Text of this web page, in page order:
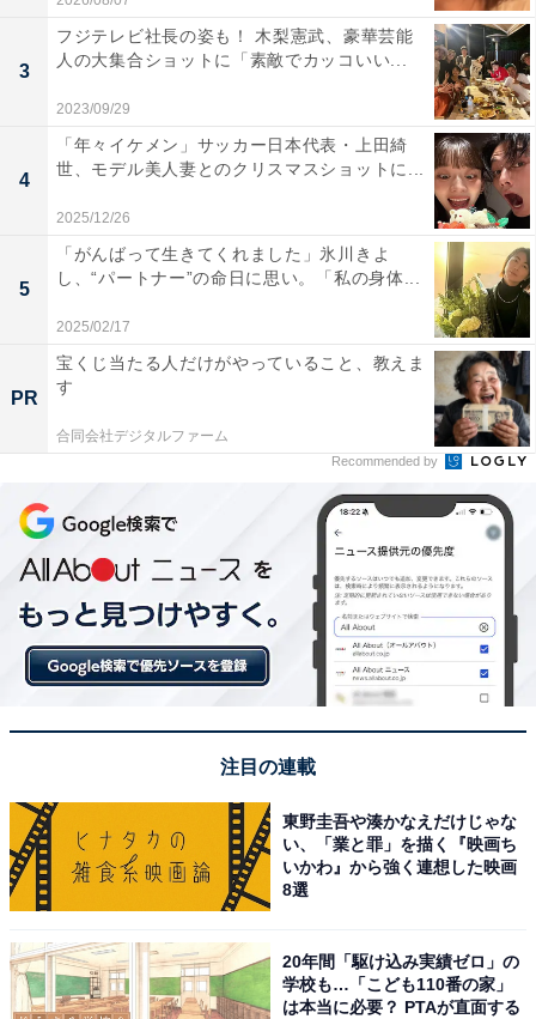
3
フジテレビ社長の姿も！ 木梨憲武、豪華芸能
人の大集合ショットに「素敵でカッコいい...
2023/09/29
4
「年々イケメン」サッカー日本代表・上田綺
世、モデル美人妻とのクリスマスショットに...
2025/12/26
5
「がんばって生きてくれました」氷川きよ
し、“パートナー”の命日に思い。「私の身体...
2025/02/17
PR
宝くじ当たる人だけがやっていること、教えま
す
合同会社デジタルファーム
Recommended by
注目の連載
東野圭吾や湊かなえだけじゃな
い、「業と罪」を描く『映画ち
いかわ』から強く連想した映画
8選
20年間「駆け込み実績ゼロ」の
学校も…「こども110番の家」
は本当に必要？ PTAが直面する